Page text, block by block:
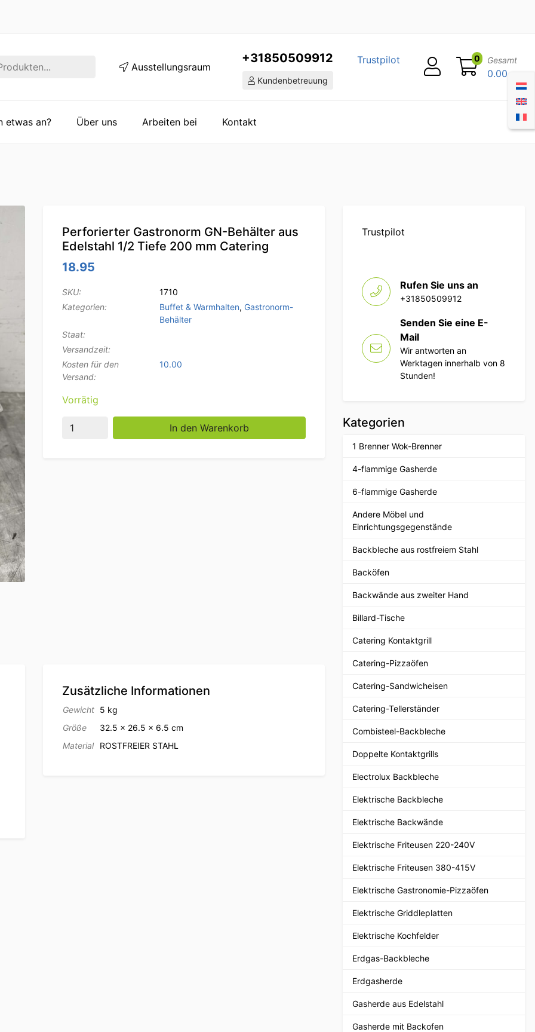
Ausstellungsraum
+31850509912
Kundenbetreuung
Trustpilot 0 Gesamt
0.00
etwas an? Über uns Arbeiten bei Kontakt
Perforierter Gastronorm GN-Behälter aus
Edelstahl 1/2 Tiefe 200 mm Catering
18.95
SKU:
1710
Kategorien:
Buffet & Warmhalten, Gastronorm-
Behälter
Staat:
Versandzeit:
Kosten für den
Versand:
10.00
Vorrätig
Perforierter Gastronorm GN-Behälter aus Edelstahl 1/2 Tiefe 200 mm Catering Menge
In den Warenkorb
Zusätzliche Informationen
Gewicht
5 kg
Größe
32.5 × 26.5 × 6.5 cm
Material
ROSTFREIER STAHL
Trustpilot
Rufen Sie uns an
+31850509912
Senden Sie eine E-
Mail
Wir antworten an
Werktagen innerhalb von 8
Stunden!
Kategorien
1 Brenner Wok-Brenner
4-flammige Gasherde
6-flammige Gasherde
Andere Möbel und
Einrichtungsgegenstände
Backbleche aus rostfreiem Stahl
Backöfen
Backwände aus zweiter Hand
Billard-Tische
Catering Kontaktgrill
Catering-Pizzaöfen
Catering-Sandwicheisen
Catering-Tellerständer
Combisteel-Backbleche
Doppelte Kontaktgrills
Electrolux Backbleche
Elektrische Backbleche
Elektrische Backwände
Elektrische Friteusen 220-240V
Elektrische Friteusen 380-415V
Elektrische Gastronomie-Pizzaöfen
Elektrische Griddleplatten
Elektrische Kochfelder
Erdgas-Backbleche
Erdgasherde
Gasherde aus Edelstahl
Gasherde mit Backofen